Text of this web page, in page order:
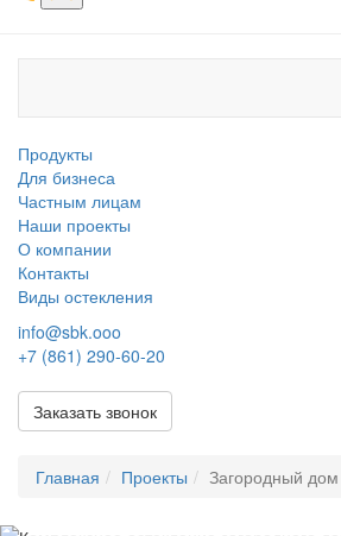
Продукты
Для бизнеса
Частным лицам
Наши проекты
О компании
Контакты
Виды остекления
info@sbk.ooo
+7 (861) 290-60-20
Заказать звонок
Главная Проекты Загородный дом